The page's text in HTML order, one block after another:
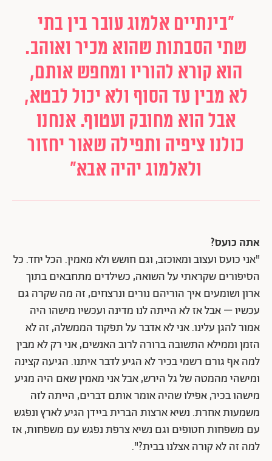
"בינתיים אלמוג עובר בין בתי
שתי הסבתות שהוא מכיר ואוהב.
הוא קורא להוריו ומחפש אותם,
לא מבין עד הסוף ולא יכול לבטא,
אבל הוא מחובק ועטוף. אנחנו
כולנו ציפיה ותפילה שאור יחזור
ולאלמוג יהיה אבא"
אתה כועס?
"אני כועס ועצוב ומאוכזב, וגם חושש ולא מאמין. הכל יחד. כל
הסיפורים שקראתי על השואה, כשילדים מתחבאים בתוך
ארון ושומעים איך הוריהם נורים ונרצחים, זה מה שקרה גם
עכשיו – אבל אז לא הייתה לנו מדינה ועכשיו מישהו היה
אמור להגן עלינו. אני לא אדבר על תפקוד הממשלה, זה לא
הזמן וממילא התשובה ברורה לרוב האנשים, אני רק לא מבין
למה אף גורם רשמי בכיר לא הגיע לדבר איתנו. הגיעה קצינה
ומישהי מהמטה של גל הירש, אבל אני מאמין שאם היה מגיע
מישהו בכיר, אפילו שהיה אומר אותם דברים, הייתה לזה
משמעות אחרת. נשיא ארצות הברית ביידן הגיע לארץ ונפגש
עם משפחות חטופים וגם נשיא צרפת נפגש עם משפחות, אז
למה זה לא קורה אצלנו בבית?".